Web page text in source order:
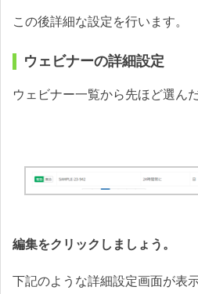
この後詳細な設定を行います。
ウェビナーの詳細設定
ウェビナー一覧から先ほど選ん
編集をクリックしましょう。
下記のような詳細設定画面が表